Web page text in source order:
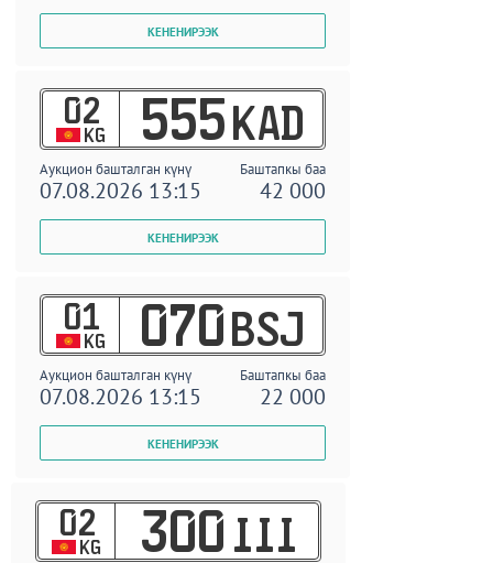
02
KG 555 KAD
Аукцион башталган күнү Баштапкы баа
07.08.2026 13:15 42 000
01
KG 070 BSJ
Аукцион башталган күнү Баштапкы баа
07.08.2026 13:15 22 000
02
KG 300 III